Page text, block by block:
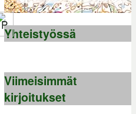
P
Yhteistyössä
Viimeisimmät
kirjoitukset